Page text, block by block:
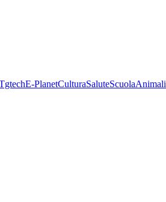
E-PlanetCulturaSaluteScuolaAnimali